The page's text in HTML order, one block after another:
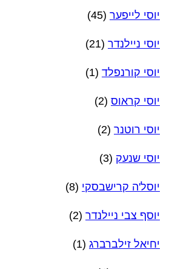
יוסי לייפער (45)
יוסי ניילנדר (21)
יוסי קורנפלד (1)
יוסי קראוס (2)
יוסי רוטנר (2)
יוסי שנעק (3)
יוסל'ה קרישבסקי (8)
יוסף צבי ניילנדר (2)
יחיאל זילברברג (1)